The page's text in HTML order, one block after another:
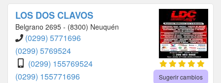
LOS DOS CLAVOS
Belgrano 2695 - (8300) Neuquén
(0299) 5771696
(0299) 5769524
(0299) 155769524
(0299) 155771696
Sugerir cambios